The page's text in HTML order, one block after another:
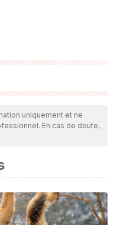
en profondeur
leur fiabilité, leur
de cet article a été
gatos. 11 de julio de 2011.
el-lenguaje-
uniquement et ne
En cas de doute,